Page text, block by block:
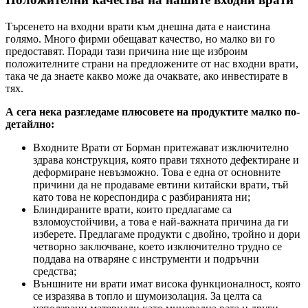
Търсенето на входни врати към днешна дата е наистина
голямо. Много фирми обещават качество, но малко ви го
предоставят. Поради тази причина ние ще изброим
положителните страни на предложените от нас входни врати,
така че да знаете какво може да очаквате, ако инвестирате в
тях.
А сега нека разгледаме плюсовете на продуктите малко по-
детайлно:
Входните Врати от Борман притежават изключително
здрава конструкция, която прави тяхното дефектиране и
деформиране невъзможно. Това е една от основните
причини да не продаваме евтини китайски врати, тъй
като това не кореспондира с разбиранията ни;
Блиндираните врати, които предлагаме са
взломоустойчиви, а това е най-важната причина да ги
изберете. Предлагаме продукти с двойно, тройно и дори
четворно заключване, което изключително трудно се
поддава на отваряне с инструменти и подръчни
средства;
Външните ни врати имат висока функционалност, която
се изразява в топло и шумоизолация. За целта са